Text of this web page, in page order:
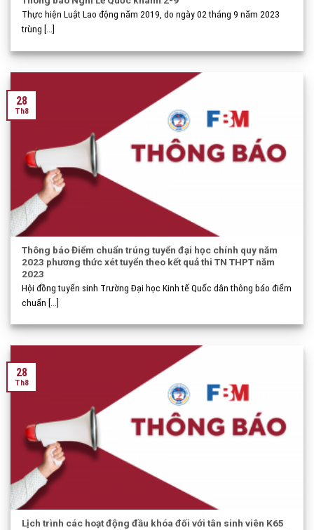
Thực hiện Luật Lao động năm 2019, do ngày 02 tháng 9 năm 2023
trùng [...]
Thông báo Điểm chuẩn trúng tuyển đại học chính quy năm
2023 phương thức xét tuyển theo kết quả thi TN THPT năm
2023
Hội đồng tuyển sinh Trường Đại học Kinh tế Quốc dân thông báo điểm
chuẩn [...]
28
Th8
Lịch trình các hoạt động đầu khóa đối với tân sinh viên K65
28
Th8